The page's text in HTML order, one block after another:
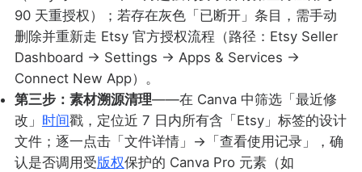
90 天重授权）；若存在灰色「已断开」条目，需手动
删除并重新走 Etsy 官方授权流程（路径：Etsy Seller
Dashboard → Settings → Apps & Services →
Connect New App）。
第三步：素材溯源清理——在 Canva 中筛选「最近修
改」 时间戳，定位近 7 日内所有含「Etsy」标签的设计
文件；逐一点击「文件详情」→「查看使用记录」，确
认是否调用受版权保护的 Canva Pro 元素（如